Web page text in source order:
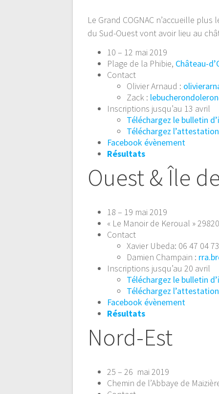
Le Grand COGNAC n’accueille
du Sud-Ouest vont avoir lieu au
10 – 12 mai 2019
Plage de la Phibie, Château-
Contact
Olivier Arnaud :
Zack :
Inscriptions jusqu’au 13 avril
Téléchargez le bulletin
Téléchargez
Facebook évènement
Résultats
Ouest & Île
18 – 19 mai 2019
« Le Manoir de Keroual »
Contact
Xavier Ubeda: 06 47 04
Damien Champain :
Inscriptions jusqu’au 20 avril
Téléchargez le bulletin
Téléchargez
Facebook évènement
Résultats
Nord-Est
25 – 26 mai 2019
Chemin de l’Abbaye de